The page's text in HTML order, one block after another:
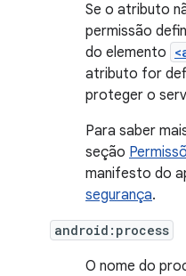
Se o atributo
permissão
do elemento
atributo for
proteger o
Para saber
seção
manifesto do
segurança.
android:process
O nome do